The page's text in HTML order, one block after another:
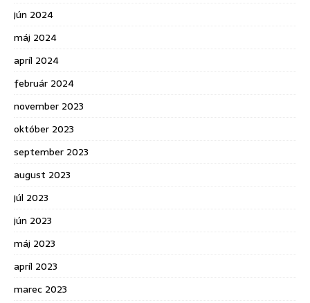
jún 2024
máj 2024
apríl 2024
február 2024
november 2023
október 2023
september 2023
august 2023
júl 2023
jún 2023
máj 2023
apríl 2023
marec 2023